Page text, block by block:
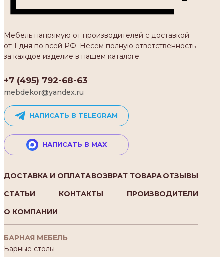
Мебель напрямую от производителей с доставкой
от 1 дня по всей РФ. Несем полную ответственность
за каждое изделие в нашем каталоге.
+7 (495) 792-68-63
mebdekor@yandex.ru
НАПИСАТЬ В TELEGRAM
НАПИСАТЬ В MAX
ДОСТАВКА И ОПЛАТАВОЗВРАТ ТОВАРАОТЗЫВЫ
СТАТЬИ
КОНТАКТЫ
ПРОИЗВОДИТЕЛИ
О КОМПАНИИ
БАРНАЯ МЕБЕЛЬ
Барные столы